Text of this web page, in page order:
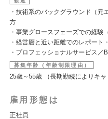
・技術系のバックグラウンド（
方
・事業グロースフェーズでの経験
・経営層と近い距離でのレポート
・プロフェッショナルサービス
募集年齢（年齢制限理由）
25歳～55歳 （長期勤続によりキャ
雇用形態は
正社員